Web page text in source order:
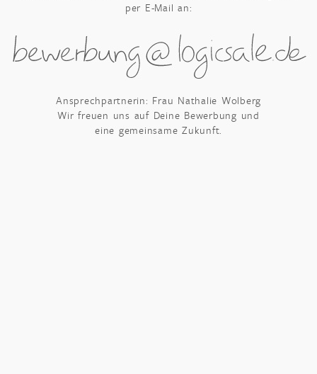
per E-Mail an:
Ansprechpartnerin: Frau Nathalie Wolberg
Wir freuen uns auf Deine Bewerbung und
eine gemeinsame Zukunft.